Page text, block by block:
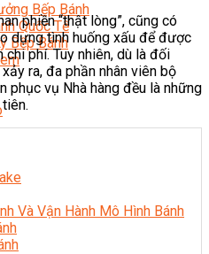
Bếp Bánh
Quốc Tế
Bếp Bánh
Và Vận Hành Mô Hình Bánh
phiền “thật lòng”, cũng có
dựng tình huống xấu để được
phí. Tuy nhiên, dù là đối
ra, đa phần nhân viên bộ
phục vụ Nhà hàng đều là những